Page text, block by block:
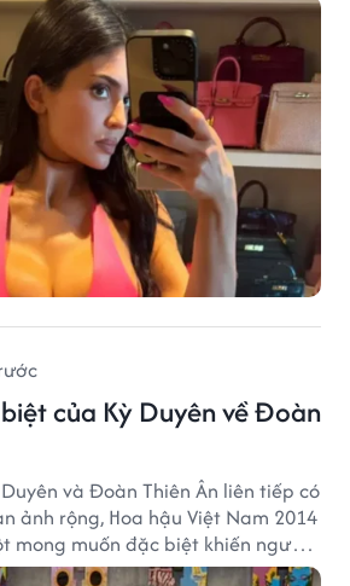
của Kỳ Duyên về Đoàn
và Đoàn Thiên Ân liên tiếp có
ảnh rộng, Hoa hậu Việt Nam 2014
mong muốn đặc biệt khiến người